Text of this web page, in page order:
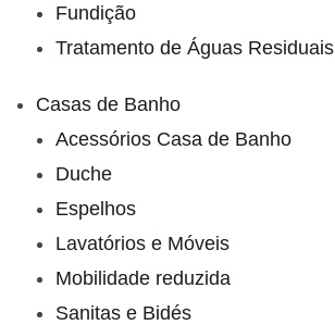
Fundição
Tratamento de Águas Residuais
Casas de Banho
Acessórios Casa de Banho
Duche
Espelhos
Lavatórios e Móveis
Mobilidade reduzida
Sanitas e Bidés